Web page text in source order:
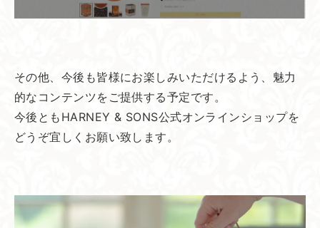
その他、今後も皆様にお楽しみいただけるよう、魅力
的なコンテンツをご提供する予定です。
今後ともHARNEY & SONS公式オンラインショップを
どうぞ宜しくお願い致します。